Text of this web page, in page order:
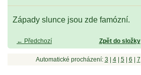
Západy slunce jsou zde famózní.
← Předchozí Zpět do složky
Automatické procházení: 3 4| 5| 6 7